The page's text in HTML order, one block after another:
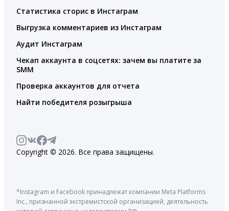
Статистика сторис в Инстаграм
Выгрузка комментариев из Инстаграм
Аудит Инстаграм
Чекап аккаунта в соцсетях: зачем вы платите за
SMM
Проверка аккаунтов для отчета
Найти победителя розыгрыша
Copyright © 2026. Все права защищены.
*Instagram и Facebook принадлежат компании Meta Platforms
Inc., признанной экстремистской организацией, деятельность